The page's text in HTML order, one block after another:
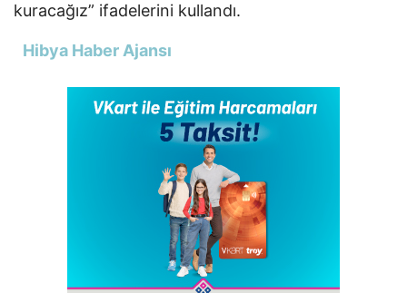
kuracağız” ifadelerini kullandı.
Hibya Haber Ajansı